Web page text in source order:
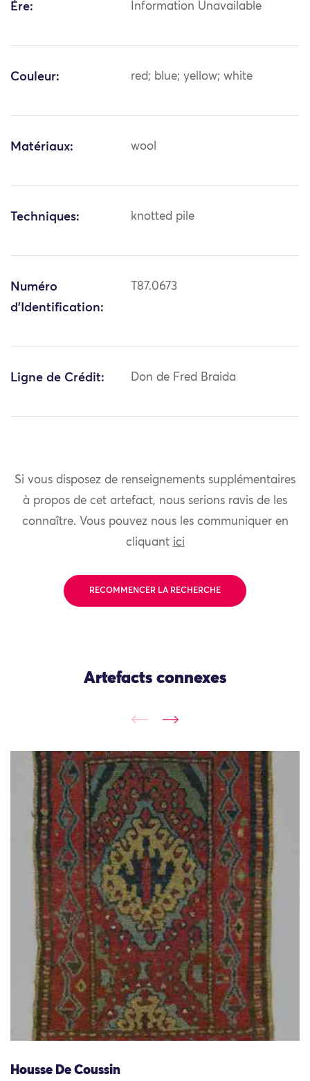
Ère: Information Unavailable
Couleur: red; blue; yellow; white
Matériaux: wool
Techniques: knotted pile
Numéro
d'Identification:
T87.0673
Ligne de Crédit: Don de Fred Braida
Si vous disposez de renseignements supplémentaires
à propos de cet artefact, nous serions ravis de les
connaître. Vous pouvez nous les communiquer en
cliquant ici
RECOMMENCER LA RECHERCHE
Artefacts connexes
Housse De Coussin